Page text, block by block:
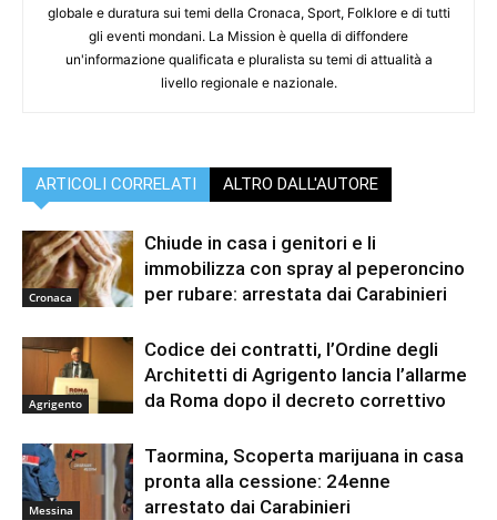
globale e duratura sui temi della Cronaca, Sport, Folklore e di tutti
gli eventi mondani. La Mission è quella di diffondere
un'informazione qualificata e pluralista su temi di attualità a
livello regionale e nazionale.
ARTICOLI CORRELATI ALTRO DALL'AUTORE
Cronaca
Chiude in casa i genitori e li
immobilizza con spray al peperoncino
per rubare: arrestata dai Carabinieri
Agrigento
Codice dei contratti, l’Ordine degli
Architetti di Agrigento lancia l’allarme
da Roma dopo il decreto correttivo
Messina
Taormina, Scoperta marijuana in casa
pronta alla cessione: 24enne
arrestato dai Carabinieri